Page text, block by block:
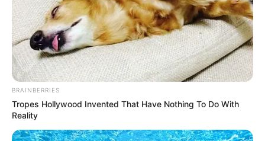
Megható bejegyzésben emlékezett meg férjéről
BRAINBERRIES
Tropes Hollywood Invented That Have Nothing To Do With
Reality